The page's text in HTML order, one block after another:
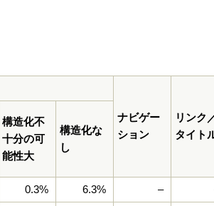
ナビゲー
ション
リンク
タイト
構造化不
十分の可
能性大
構造化な
し
0.3% 6.3% –